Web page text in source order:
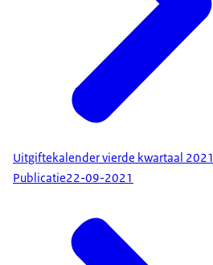
Uitgiftekalender vierde kwartaal 2021
Publicatie22-09-2021